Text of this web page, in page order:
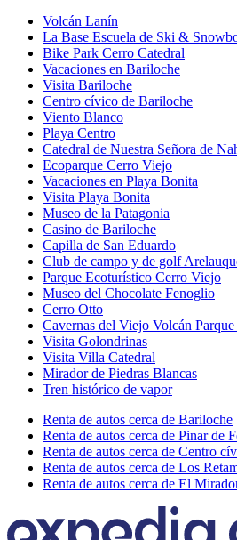
Volcán Lanín
La Base Escuela de Ski &
Bike Park Cerro Catedral
Vacaciones en Bariloche
Visita Bariloche
Centro cívico de Bariloche
Viento Blanco
Playa Centro
Catedral de Nuestra Señora de
Ecoparque Cerro Viejo
Vacaciones en Playa Bonita
Visita Playa Bonita
Museo de la Patagonia
Casino de Bariloche
Capilla de San Eduardo
Club de campo y de golf
Parque Ecoturístico Cerro Viejo
Museo del Chocolate Fenoglio
Cerro Otto
Cavernas del Viejo Volcán
Visita Golondrinas
Visita Villa Catedral
Mirador de Piedras Blancas
Tren histórico de vapor
Renta de autos cerca de Bariloche
Renta de autos cerca de Pinar de
Renta de autos cerca de Centro
Renta de autos cerca de Los
Renta de autos cerca de El